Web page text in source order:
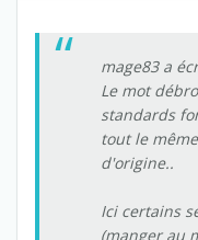
mage83 a
Le mot
standards
tout le
d'origine..
Ici certains
(manger au